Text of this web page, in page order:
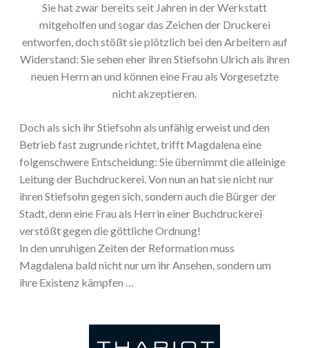
Sie hat zwar bereits seit Jahren in der Werkstatt
mitgeholfen und sogar das Zeichen der Druckerei
entworfen, doch stößt sie plötzlich bei den Arbeitern auf
Widerstand: Sie sehen eher ihren Stiefsohn Ulrich als ihren
neuen Herrn an und können eine Frau als Vorgesetzte
nicht akzeptieren.
Doch als sich ihr Stiefsohn als unfähig erweist und den
Betrieb fast zugrunde richtet, trifft Magdalena eine
folgenschwere Entscheidung: Sie übernimmt die alleinige
Leitung der Buchdruckerei. Von nun an hat sie nicht nur
ihren Stiefsohn gegen sich, sondern auch die Bürger der
Stadt, denn eine Frau als Herrin einer Buchdruckerei
verstößt gegen die göttliche Ordnung!
In den unruhigen Zeiten der Reformation muss
Magdalena bald nicht nur um ihr Ansehen, sondern um
ihre Existenz kämpfen …